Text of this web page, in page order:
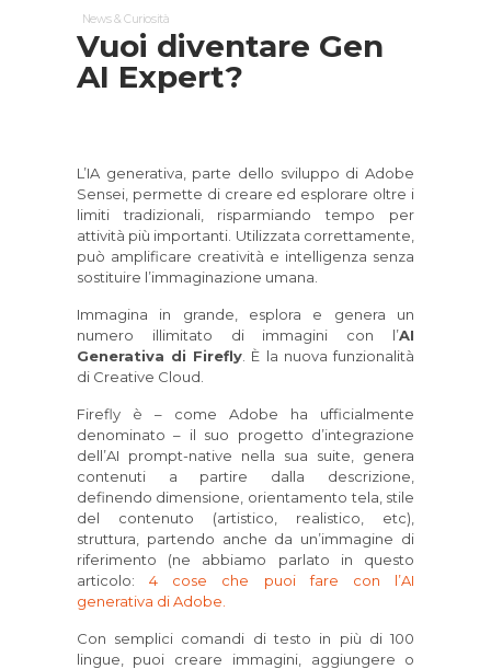
News & Curiosità
Vuoi diventare Gen
AI Expert?
L’IA generativa, parte dello sviluppo di Adobe
Sensei, permette di creare ed esplorare oltre i
limiti tradizionali, risparmiando tempo per
attività più importanti. Utilizzata correttamente,
può amplificare creatività e intelligenza senza
sostituire l’immaginazione umana.
Immagina in grande, esplora e genera un
numero illimitato di immagini con l’AI
Generativa di Firefly . È la nuova funzionalità
di Creative Cloud.
Firefly è – come Adobe ha ufficialmente
denominato – il suo progetto d’integrazione
dell’AI prompt-native nella sua suite, genera
contenuti a partire dalla descrizione,
definendo dimensione, orientamento tela, stile
del contenuto (artistico, realistico, etc),
struttura, partendo anche da un’immagine di
riferimento (ne abbiamo parlato in questo
articolo: 4 cose che puoi fare con l’AI
generativa di Adobe.
Con semplici comandi di testo in più di 100
lingue, puoi creare immagini, aggiungere o